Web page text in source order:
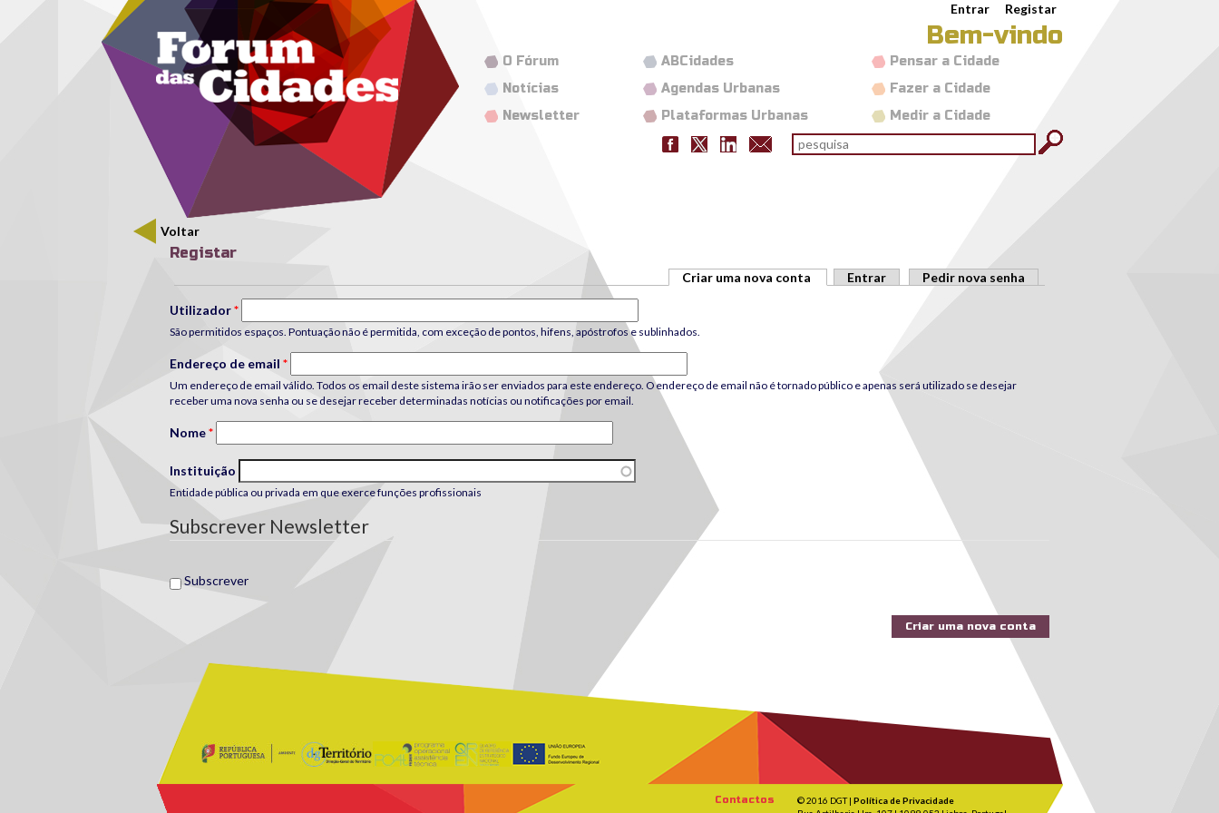
Passar para o conteúdo principalMenu secundário Entrar Registar
Bem-vindo
Pensar a Cidade
Fazer a Cidade
Medir a Cidade
ABCidades
Agendas Urbanas
Plataformas Urbanas
O Fórum
Notícias
Newsletter
Formulário de pesquisa
pesquisar
Voltar
Registar
Criar uma nova conta (separador ativo)
Entrar Pedir nova senha
Utilizador*
São permitidos espaços. Pontuação não é permitida, com exceção de pontos, hifens, apóstrofos e sublinhados.
Endereço de email *
Um endereço de email válido. Todos os email deste sistema irão ser enviados para este endereço. O endereço de email não é tornado público e apenas será utilizado se desejar
receber uma nova senha ou se desejar receber determinadas notícias ou notificações por email.
Nome*
Instituição
Entidade pública ou privada em que exerce funções profissionais
Subscrever Newsletter
Subscrever
Contactos © 2016 DGT |Política de Privacidade